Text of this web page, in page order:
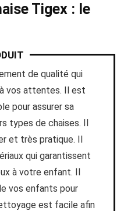
Tigex : le
de qualité qui
vos attentes. Il est
pour assurer sa
types de chaises. Il
et très pratique. Il
qui garantissent
à votre enfant. Il
vos enfants pour
est facile afin